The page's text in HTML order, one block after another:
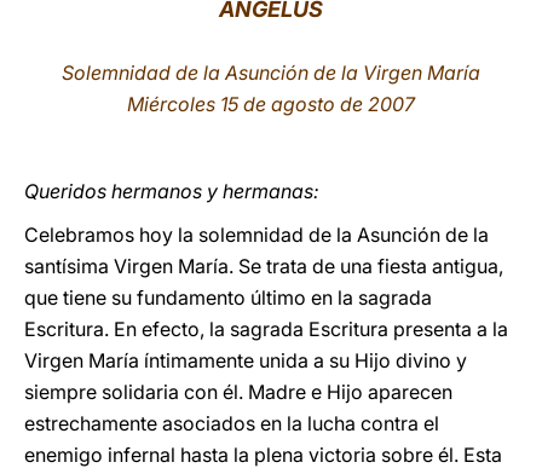
ÁNGELUS
Solemnidad de la Asunción de la Virgen María
Miércoles 15 de agosto de 2007
Queridos hermanos y hermanas:
Celebramos hoy la solemnidad de la Asunción de la
santísima Virgen María. Se trata de una fiesta antigua,
que tiene su fundamento último en la sagrada
Escritura. En efecto, la sagrada Escritura presenta a la
Virgen María íntimamente unida a su Hijo divino y
siempre solidaria con él. Madre e Hijo aparecen
estrechamente asociados en la lucha contra el
enemigo infernal hasta la plena victoria sobre él. Esta